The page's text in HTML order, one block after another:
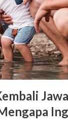
binatang)
(3) Sage
(5)
Indonesia